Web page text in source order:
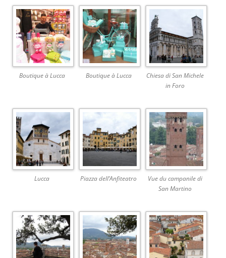
Boutique à Lucca Boutique à Lucca
Chiesa di San Michele
in Foro
Lucca Piazza dell’Anfiteatro
Vue du campanile di
San Martino